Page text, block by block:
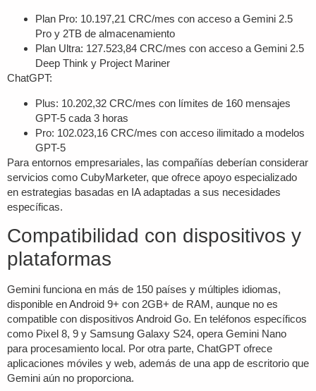
Plan Pro: 10.197,21 CRC/mes con acceso a Gemini 2.5
Pro y 2TB de almacenamiento
Plan Ultra: 127.523,84 CRC/mes con acceso a Gemini 2.5
Deep Think y Project Mariner
ChatGPT:
Plus: 10.202,32 CRC/mes con límites de 160 mensajes
GPT-5 cada 3 horas
Pro: 102.023,16 CRC/mes con acceso ilimitado a modelos
GPT-5
Para entornos empresariales, las compañías deberían considerar
servicios como CubyMarketer, que ofrece apoyo especializado
en estrategias basadas en IA adaptadas a sus necesidades
específicas.
Compatibilidad con dispositivos y
plataformas
Gemini funciona en más de 150 países y múltiples idiomas,
disponible en Android 9+ con 2GB+ de RAM, aunque no es
compatible con dispositivos Android Go. En teléfonos específicos
como Pixel 8, 9 y Samsung Galaxy S24, opera Gemini Nano
para procesamiento local. Por otra parte, ChatGPT ofrece
aplicaciones móviles y web, además de una app de escritorio que
Gemini aún no proporciona.